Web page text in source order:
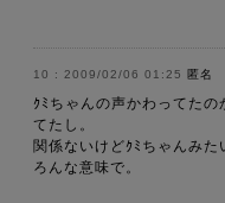
2009/02/06 01:25 匿名
ｸﾐちゃんの声かわってた
てたし。
関係ないけどｸﾐちゃんみ
ろんな意味で。